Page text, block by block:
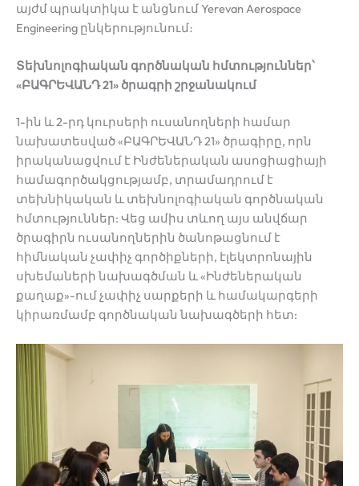
այժմ պրակտիկա է անցնում Yerevan Aerospace
Engineering ընկերությունում։
Տեխնոլոգիական գործնական հմտություններ՝
«ԲԱԳՐԵՎԱՆԴ21» ծրագրի շրջանակում
1-ին և 2-րդ կուրսերի ուսանողների համար
նախատեսված «ԲԱԳՐԵՎԱՆԴ 21» ծրագիրը, որն
իրականացվում է Ինժեներական ասոցիացիայի
համագործակցությամբ, տրամադրում է
տեխնիկական և տեխնոլոգիական գործնական
հմտություններ: Վեց ամիս տևող այս անվճար
ծրագիրն ուսանողներին ծանոթացնում է
հիմնական չափիչ գործիքների, էլեկտրոնային
սխեմաների նախագծման և «Ինժեներական
քաղաք»-ում չափիչ սարքերի և համակարգերի
կիրառմամբ գործնական նախագծերի հետ: